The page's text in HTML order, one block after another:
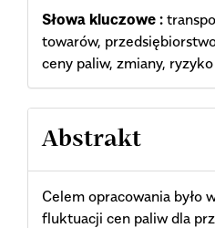
Słowa kluczowe :
towarów,
ceny paliw, zmiany, ryzyko
Abstrakt
Celem opracowania było
fluktuacji cen paliw dla